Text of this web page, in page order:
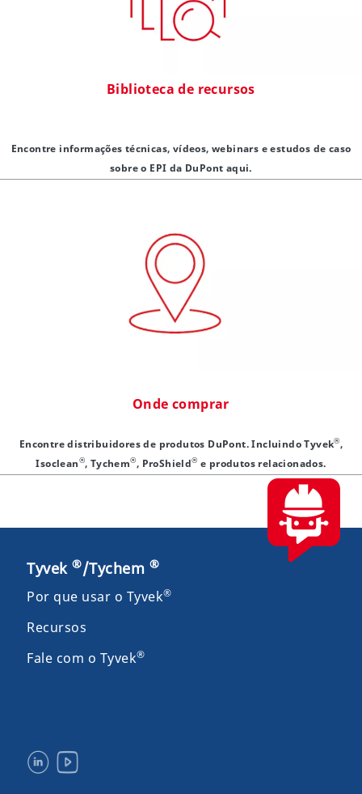
Biblioteca de recursos
Encontre informações técnicas, vídeos, webinars e estudos de caso
sobre o EPI da DuPont aqui.
Onde comprar
Encontre distribuidores de produtos DuPont. Incluindo Tyvek®,
Isoclean®, Tychem®, ProShield® e produtos relacionados.
Tyvek ®/Tychem ®
Por que usar o Tyvek®
Recursos
Fale com o Tyvek®